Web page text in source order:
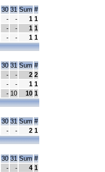
30 31 Sum #
- - 1 1
- - 1 1
- - 1 1
30 31 Sum #
- - 2 2
- - 1 1
- 10 10 1
30 31 Sum #
- - 2 1
30 31 Sum #
- - 4 1